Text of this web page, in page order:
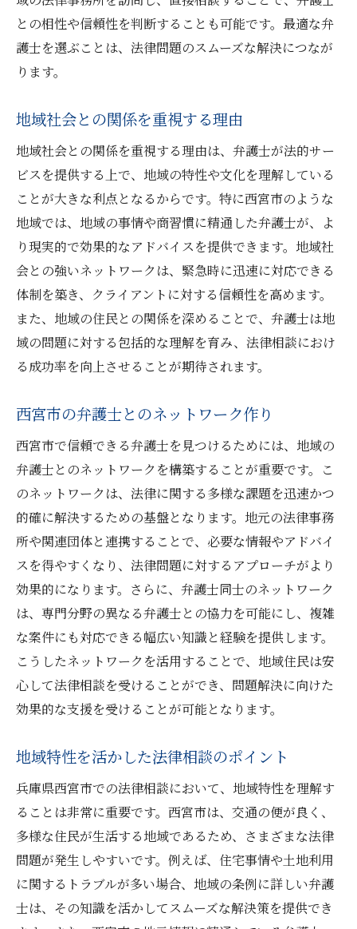
相談内容を整理するテクニック
弁護士との目標設定の重要性
相談後のフォローアップ方法
視点
地域専門家による法的アドバイスの利点
地元の法律ネットワークを活用する方法
地域の法律問題に特化した弁護士紹介
地域社会に貢献する弁護士の選び方
専門家の視点から見る西宮市での法的トレ
ンド
法律問題に最適な弁護士を見つけるための実践
的なステップ
ガイド
初回相談で確認すべきポイント
実際の事例から学ぶ弁護士選びの成功例
法律問題に応じた専門家の選び方
長期的な法的パートナーシップの築き方
最適な弁護士を選ぶためのチェックリスト
地域の特性を活かして弁護士を選ぶコツ
地域の特徴に合った弁護士選びのポイント
コミュニティに根差した法律サービスの利
点
地域特性と弁護士の専門性のマッチング
地元の専門家ネットワークを活用する方法
地域特性が与える法律問題への影響
法律に関する不安を抱えている方への弁護士選
びアドバイス
不安を解消するための弁護士選びの考え方
法律相談における不安への対処法
安心感を得るためのコミュニケーションの
との相性や信頼性を判断することも可能です。最適な弁
護士を選ぶことは、法律問題のスムーズな解決につなが
ります。
地域社会との関係を重視する理由
地域社会との関係を重視する理由は、弁護士が法的サー
ビスを提供する上で、地域の特性や文化を理解している
ことが大きな利点となるからです。特に西宮市のような
地域では、地域の事情や商習慣に精通した弁護士が、よ
り現実的で効果的なアドバイスを提供できます。地域社
会との強いネットワークは、緊急時に迅速に対応できる
体制を築き、クライアントに対する信頼性を高めます。
また、地域の住民との関係を深めることで、弁護士は地
域の問題に対する包括的な理解を育み、法律相談におけ
る成功率を向上させることが期待されます。
西宮市の弁護士とのネットワーク作り
西宮市で信頼できる弁護士を見つけるためには、地域の
弁護士とのネットワークを構築することが重要です。こ
のネットワークは、法律に関する多様な課題を迅速かつ
的確に解決するための基盤となります。地元の法律事務
所や関連団体と連携することで、必要な情報やアドバイ
スを得やすくなり、法律問題に対するアプローチがより
効果的になります。さらに、弁護士同士のネットワーク
は、専門分野の異なる弁護士との協力を可能にし、複雑
な案件にも対応できる幅広い知識と経験を提供します。
こうしたネットワークを活用することで、地域住民は安
心して法律相談を受けることができ、問題解決に向けた
効果的な支援を受けることが可能となります。
地域特性を活かした法律相談のポイント
兵庫県西宮市での法律相談において、地域特性を理解す
ることは非常に重要です。西宮市は、交通の便が良く、
多様な住民が生活する地域であるため、さまざまな法律
問題が発生しやすいです。例えば、住宅事情や土地利用
に関するトラブルが多い場合、地域の条例に詳しい弁護
士は、その知識を活かしてスムーズな解決策を提供でき